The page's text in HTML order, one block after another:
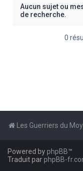
Aucun sujet ou
de recherche.
0
Les Guerriers du
Powered byphpBB™
Traduit parphpBB-